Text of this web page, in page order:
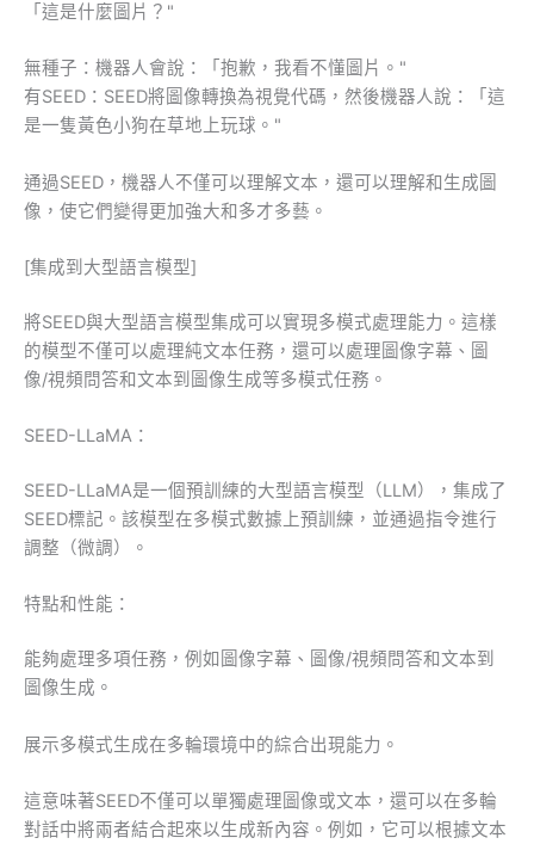
「這是什麼圖片？"
無種子：機器人會說：「抱歉，我看不懂圖片。"
有SEED：SEED將圖像轉換為視覺代碼，然後機器人說：「這
是一隻黃色小狗在草地上玩球。"
通過SEED，機器人不僅可以理解文本，還可以理解和生成圖
像，使它們變得更加強大和多才多藝。
[集成到大型語言模型]
將SEED與大型語言模型集成可以實現多模式處理能力。這樣
的模型不僅可以處理純文本任務，還可以處理圖像字幕、圖
像/視頻問答和文本到圖像生成等多模式任務。
SEED-LLaMA：
SEED-LLaMA是一個預訓練的大型語言模型（LLM），集成了
SEED標記。該模型在多模式數據上預訓練，並通過指令進行
調整（微調）。
特點和性能：
能夠處理多項任務，例如圖像字幕、圖像/視頻問答和文本到
圖像生成。
展示多模式生成在多輪環境中的綜合出現能力。
這意味著SEED不僅可以單獨處理圖像或文本，還可以在多輪
對話中將兩者結合起來以生成新內容。例如，它可以根據文本